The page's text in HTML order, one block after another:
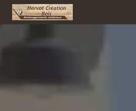
Panneau de gestion des cookies